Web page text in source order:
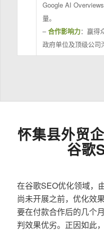
Google AI
量。
–合作影响力：赢得
政府单位及顶级公司
怀集县外贸
谷歌
在谷歌SEO优化领域，
尚未开展之前，优化效
要在付款合作后的几个
判效果优劣。正因如此